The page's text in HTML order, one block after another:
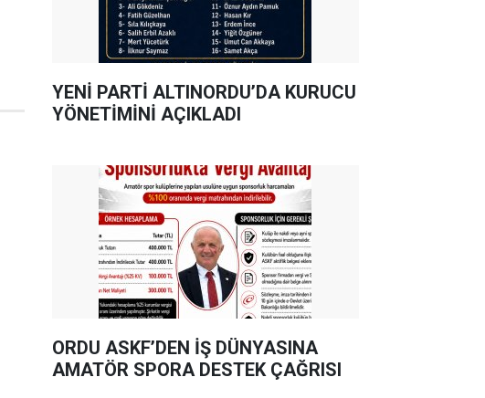
YENİ PARTİ ALTINORDU’DA KURUCU
YÖNETİMİNİ AÇIKLADI
ORDU ASKF’DEN İŞ DÜNYASINA
AMATÖR SPORA DESTEK ÇAĞRISI